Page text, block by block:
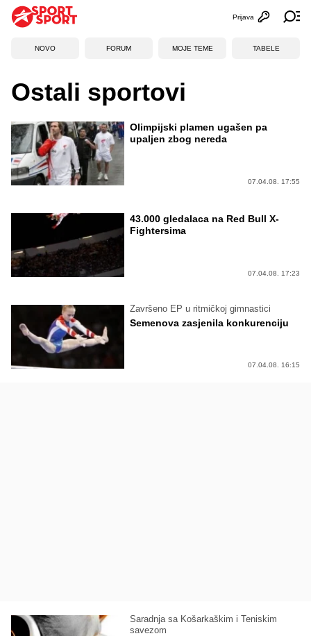
Otvori
Prijava
NOVO FORUM MOJE TEME TABELE
Ostali sportovi
Olimpijski plamen ugašen pa
upaljen zbog nereda
07.04.08. 17:55
43.000 gledalaca na Red Bull X-
Fightersima
07.04.08. 17:23
Završeno EP u ritmičkoj gimnastici
Semenova zasjenila konkurenciju
07.04.08. 16:15
Saradnja sa Košarkaškim i Teniskim
savezom